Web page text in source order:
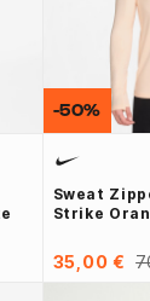
Sweat
Strike
35,00 €
-50%